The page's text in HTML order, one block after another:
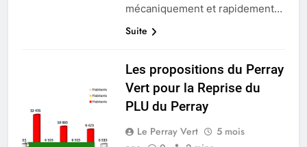
mécaniquement et rapidement…
Suite
Les propositions du Perray
Vert pour la Reprise du
PLU du Perray
Le Perray Vert
5 mois